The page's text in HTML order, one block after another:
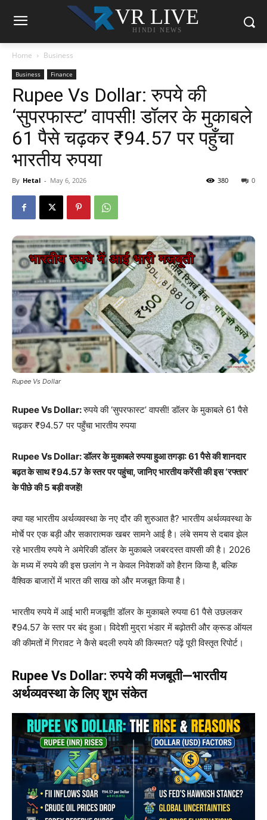
VR LIVE
HINDI NEWS
Home Business
Business Finance
Rupee Vs Dollar: रुपये की
‘सुपरफास्ट’ वापसी! डॉलर के मुकाबले
61 पैसे चढ़कर ₹94.57 पर पहुँचा
भारतीय रुपया
By Hetal - May 6, 2026 0
380
Rupee Vs Dollar
Rupee Vs Dollar:रुपये की ‘सुपरफास्ट’ वापसी! डॉलर के मुकाबले 61 पैसे
चढ़कर ₹94.57 पर पहुँचा भारतीय रुपया
Rupee Vs Dollar: डॉलर के मुकाबले रुपया हुआ तगड़ा: 61 पैसे की शानदार
बढ़त के साथ ₹94.57 के स्तर पर पहुंचा, जानिए भारतीय करेंसी की इस ‘रफ्तार’
के पीछे की 5 बड़ी वजहें!
क्या यह भारतीय अर्थव्यवस्था के नए दौर की शुरुआत है? भारतीय अर्थव्यवस्था के
मोर्चे पर एक बड़ी और सकारात्मक खबर सामने आई है। लंबे समय से दबाव झेल
रहे भारतीय रुपये ने अमेरिकी डॉलर के मुकाबले जबरदस्त वापसी की है। 2026
के मध्य में रुपये की इस छलांग ने न केवल निवेशकों को हैरान किया है, बल्कि
वैश्विक बाजारों में भारत की साख को और मजबूत किया है।
भारतीय रुपये में आई भारी मजबूती! डॉलर के मुकाबले रुपया 61 पैसे उछलकर
₹94.57 के स्तर पर बंद हुआ। विदेशी मुद्रा भंडार में बढ़ोतरी और क्रूड ऑयल
की कीमतों में गिरावट ने कैसे बदली रुपये की किस्मत? पढ़ें पूरी विस्तृत रिपोर्ट।
Rupee Vs Dollar: रुपये की मजबूती—भारतीय
अर्थव्यवस्था के लिए शुभ संकेत